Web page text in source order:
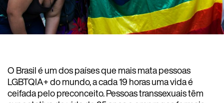
O Brasil é um dos países que mais mata pessoas
LGBTQIA+ do mundo, a cada 19 horas uma vida é
ceifada pelo preconceito. Pessoas transsexuais têm